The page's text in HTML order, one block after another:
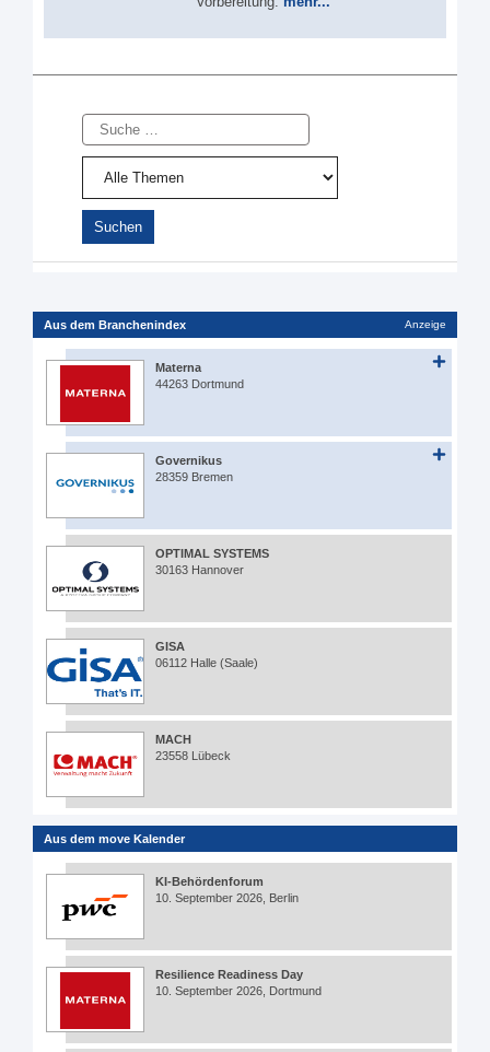
Suche
Aus dem Branchenindex Anzeige
Materna
44263 Dortmund
Governikus
28359 Bremen
OPTIMAL SYSTEMS
30163 Hannover
GISA
06112 Halle (Saale)
MACH
23558 Lübeck
Aus dem move Kalender
KI-Behördenforum
10. September 2026, Berlin
Resilience Readiness Day
10. September 2026, Dortmund